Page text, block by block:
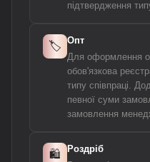
підтвердження
🏷️ Опт
Для оформлення
обов'язкова
типу співпраці.
певної суми
замовлення
🛍️ Роздріб